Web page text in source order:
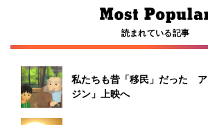
読まれている記事
私たちも昔「移民」だった
ジン」上映へ